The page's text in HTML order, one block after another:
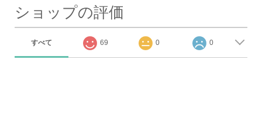
ショップの評価
すべて 69 0 0